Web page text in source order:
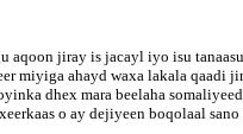
aqoon jiray is jacayl iyo isu
miyiga ahayd waxa lakala qaadi
dhex mara beelaha
o ay dejiyeen boqolaal